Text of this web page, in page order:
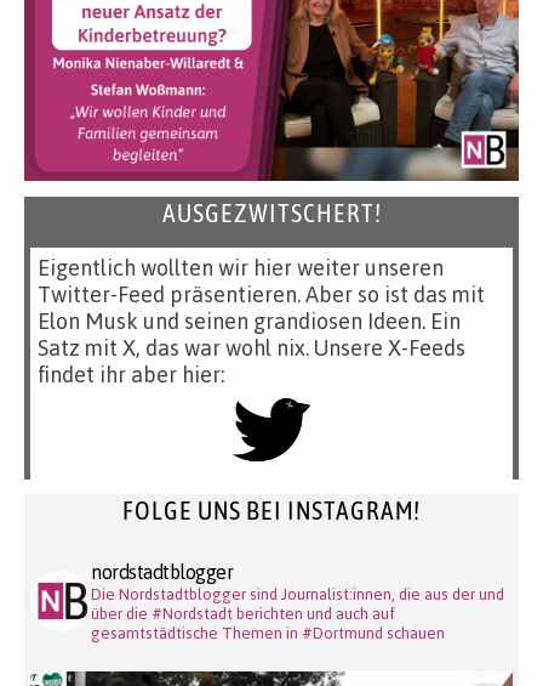
AUSGEZWITSCHERT!
Eigentlich wollten wir hier weiter unseren
Twitter-Feed präsentieren. Aber so ist das mit
Elon Musk und seinen grandiosen Ideen. Ein
Satz mit X, das war wohl nix. Unsere X-Feeds
findet ihr aber hier:
FOLGE UNS BEI INSTAGRAM!
nordstadtblogger
Die Nordstadtblogger sind Journalist:innen, die aus der und
über die #Nordstadt berichten und auch auf
gesamtstädtische Themen in #Dortmund schauen